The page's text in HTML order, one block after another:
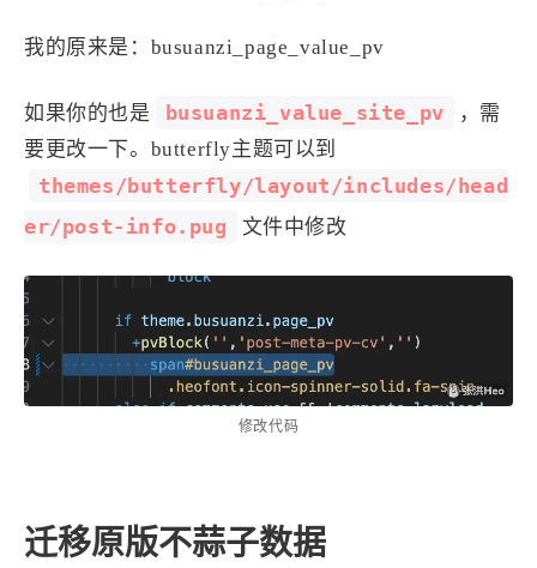
我的原来是：busuanzi_page_value_pv
如果你的也是 busuanzi_value_site_pv
，需
要更改一下。butterfly主题可以到
themes/butterfly/layout/includes/head
er/post-info.pug
文件中修改
修改代码
迁移原版不蒜子数据